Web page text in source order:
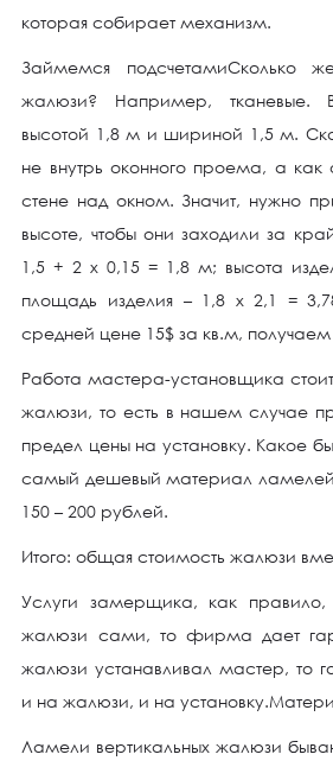
которая собирает механизм.
Займемся подсчетамиСколько
жалюзи? Например, тканевые.
высотой 1,8 м и шириной 1,5 м.
не внутрь оконного проема, а как
стене над окном. Значит, нужно
высоте, чтобы они заходили за
1,5 + 2 х 0,15 = 1,8 м; высота
площадь изделия – 1,8 х 2,1 =
средней цене 15$ за кв.м, получаем
Работа мастера-установщика
жалюзи, то есть в нашем случае
предел цены на установку. Какое
самый дешевый материал
150 – 200 рублей.
Итого: общая стоимость жалюзи
Услуги замерщика, как
жалюзи сами, то фирма дает
жалюзи устанавливал мастер, то
и на жалюзи, и на
Ламели вертикальных жалюзи